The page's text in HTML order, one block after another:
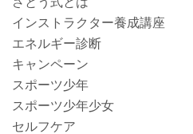
インストラクター養成講座
エネルギー診断
キャンペーン
スポーツ少年
スポーツ少年少女
セルフケア